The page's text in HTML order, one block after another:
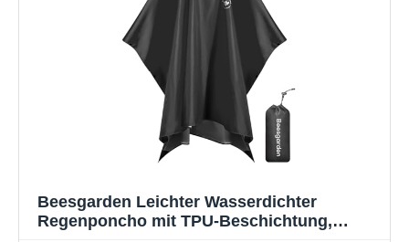
Beesgarden Leichter Wasserdichter
Regenponcho mit TPU-Beschichtung,